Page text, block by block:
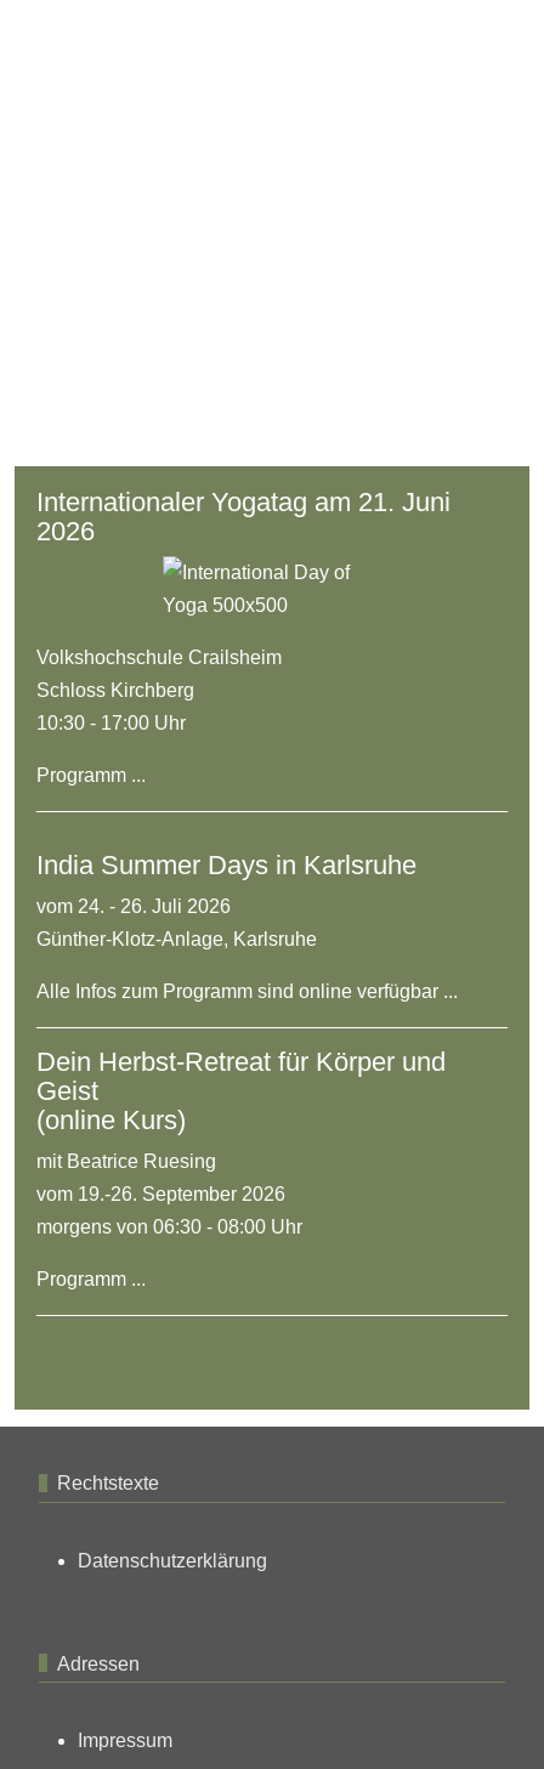
Internationaler Yogatag am 21. Juni
2026
Volkshochschule Crailsheim
Schloss Kirchberg
10:30 - 17:00 Uhr
Programm ...
India Summer Days in Karlsruhe
vom 24. - 26. Juli 2026
Günther-Klotz-Anlage, Karlsruhe
Alle Infos zum Programm sind online verfügbar ...
Dein Herbst-Retreat für Körper und
Geist
(online Kurs)
mit Beatrice Ruesing
vom 19.-26. September 2026
morgens von 06:30 - 08:00 Uhr
Programm ...
Rechtstexte
Datenschutzerklärung
Adressen
Impressum